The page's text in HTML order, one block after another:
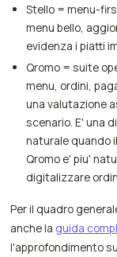
Stello = menu-
menu bello,
evidenza i piatti
Qromo = suite
menu, ordini,
una valutazione
scenario. E' una
naturale quando
Qromo e' piu'
digitalizzare
Per il quadro
anche la guida
l'approfondimento